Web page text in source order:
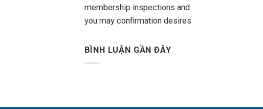
membership inspections and
you may confirmation desires
BÌNH LUẬN GẦN ĐÂY